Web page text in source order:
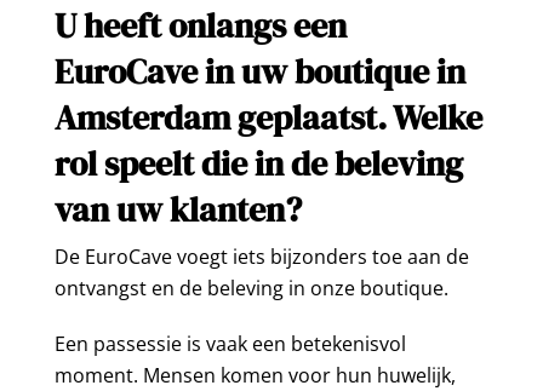
U heeft onlangs een
EuroCave in uw boutique in
Amsterdam geplaatst. Welke
rol speelt die in de beleving
van uw klanten?
De EuroCave voegt iets bijzonders toe aan de
ontvangst en de beleving in onze boutique.
Een passessie is vaak een betekenisvol
moment. Mensen komen voor hun huwelijk,